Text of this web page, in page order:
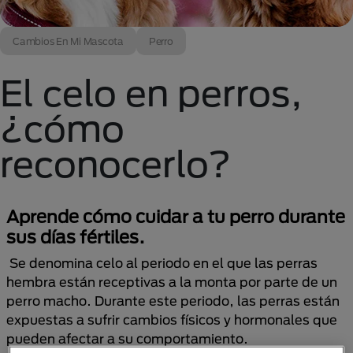
Cambios En Mi Mascota Perro
El celo en perros,
¿cómo
reconocerlo?
Aprende cómo cuidar a tu perro durante
sus días fértiles.
Se denomina celo al periodo en el que las perras
hembra están receptivas a la monta por parte de un
perro macho. Durante este periodo, las perras están
expuestas a sufrir cambios físicos y hormonales que
pueden afectar a su comportamiento.